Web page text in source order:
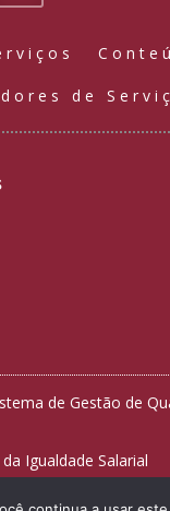
de
de Gestão de
da Igualdade Salarial